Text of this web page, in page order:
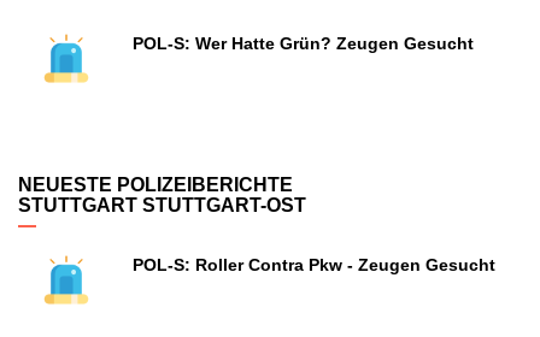
POL-S: Wer Hatte Grün? Zeugen Gesucht
NEUESTE POLIZEIBERICHTE
STUTTGART STUTTGART-OST
POL-S: Roller Contra Pkw - Zeugen Gesucht